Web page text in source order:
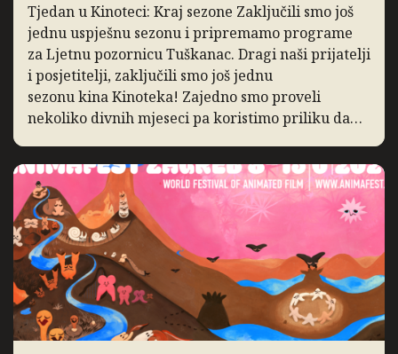
Tjedan u Kinoteci: Kraj sezone Zaključili smo još
jednu uspješnu sezonu i pripremamo programe
za Ljetnu pozornicu Tuškanac. Dragi naši prijatelji
i posjetitelji, zaključili smo još jednu
sezonu kina Kinoteka! Zajedno smo proveli
nekoliko divnih mjeseci pa koristimo priliku da
godine bilježimo porast posjećenosti programa,
posebice distribucijskih naslova […]